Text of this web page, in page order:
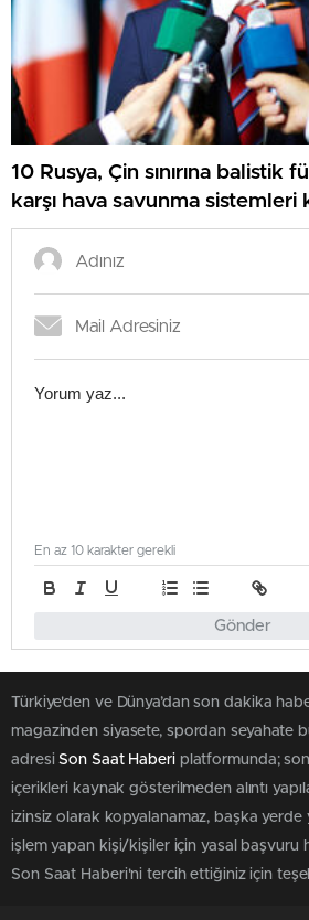
10 Rusya, Çin sınırına balistik
karşı hava savunma sistemleri
Gönder
En az 10 karakter gerekli
Türkiye'den ve Dünya’dan son dakika
magazinden siyasete, spordan seyahate
adresiSon Saat Haberiplatformunda;
içerikleri kaynak gösterilmeden alıntı
izinsiz olarak kopyalanamaz, başka yerde
işlem yapan kişi/kişiler için yasal başvuru
Son Saat Haberi'ni tercih ettiğiniz için